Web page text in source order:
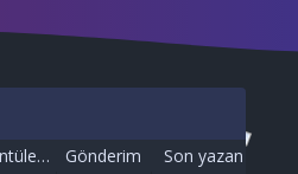
Görüntüleme Gönderim Son yazan